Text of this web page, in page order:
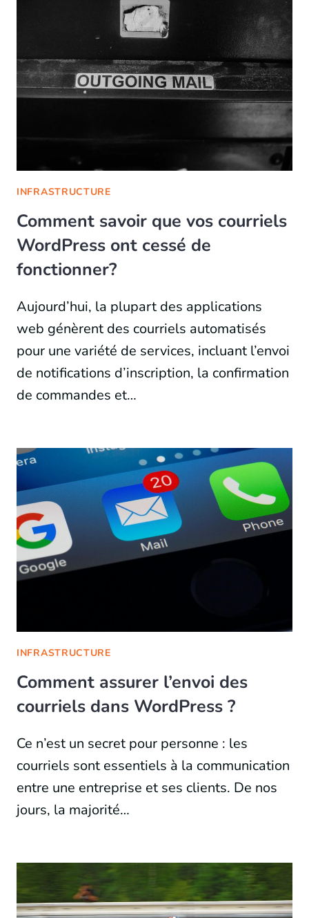
INFRASTRUCTURE
Comment savoir que vos courriels
WordPress ont cessé de
fonctionner?
Aujourd’hui, la plupart des applications
web génèrent des courriels automatisés
pour une variété de services, incluant l’envoi
de notifications d’inscription, la confirmation
de commandes et…
INFRASTRUCTURE
Comment assurer l’envoi des
courriels dans WordPress ?
Ce n’est un secret pour personne : les
courriels sont essentiels à la communication
entre une entreprise et ses clients. De nos
jours, la majorité…